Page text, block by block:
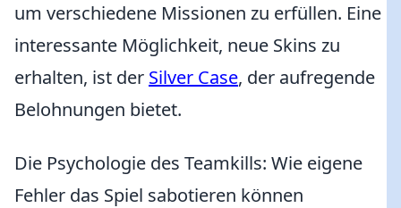
um verschiedene Missionen zu erfüllen. Eine
interessante Möglichkeit, neue Skins zu
erhalten, ist der Silver Case, der aufregende
Belohnungen bietet.
Die Psychologie des Teamkills: Wie eigene
Fehler das Spiel sabotieren können